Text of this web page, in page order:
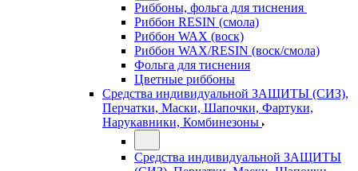
Риббоны, фольга для тиснения
Риббон RESIN (смола)
Риббон WAX (воск)
Риббон WAX/RESIN (воск/смола)
Фольга для тиснения
Цветные риббоны
Средства индивидуальной ЗАЩИТЫ (СИЗ),
Перчатки, Маски, Шапочки, Фартуки,
Нарукавники, Комбинезоны
Средства индивидуальной ЗАЩИТЫ